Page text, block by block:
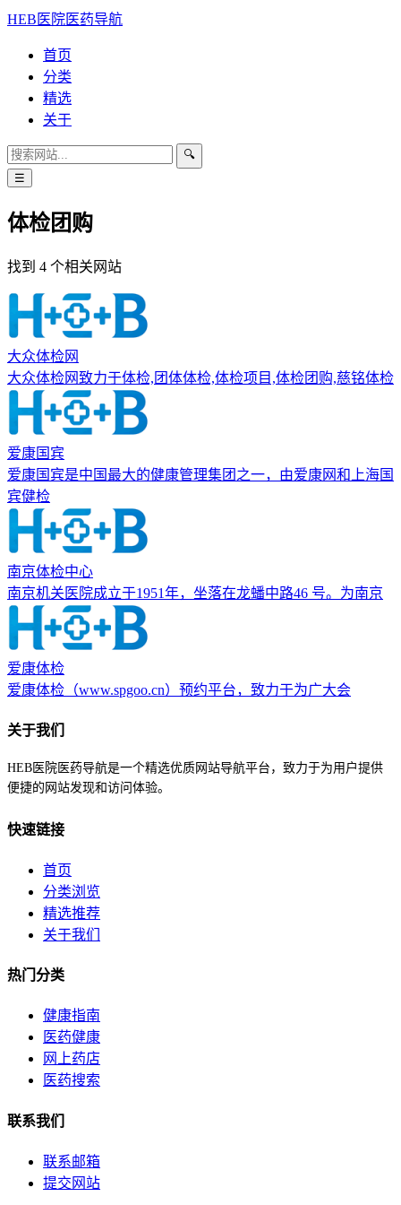
HEB医院医药导航
首页
分类
精选
关于
🔍
☰
体检团购
找到 4 个相关网站
大众体检网
大众体检网致力于体检,团体体检,体检项目,体检团购,慈铭体检
爱康国宾
爱康国宾是中国最大的健康管理集团之一，由爱康网和上海国
宾健检
南京体检中心
南京机关医院成立于1951年，坐落在龙蟠中路46 号。为南京
爱康体检
爱康体检（www.spgoo.cn）预约平台，致力于为广大会
关于我们
HEB医院医药导航是一个精选优质网站导航平台，致力于为用户提供
便捷的网站发现和访问体验。
快速链接
首页
分类浏览
精选推荐
关于我们
热门分类
健康指南
医药健康
网上药店
医药搜索
联系我们
联系邮箱
提交网站